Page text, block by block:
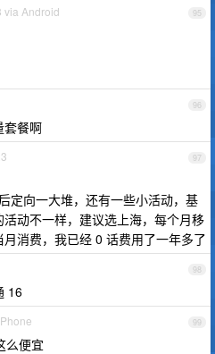
95
via Android
96
套餐啊
97
定向一大堆，还有一些小活动，基
动不一样，建议选上海，每个月移
消费，我已经 0 话费用了一年多了
98
16
99
么便宜